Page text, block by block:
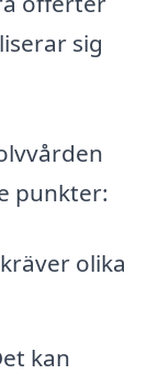
sig
punkter:
olika
kan